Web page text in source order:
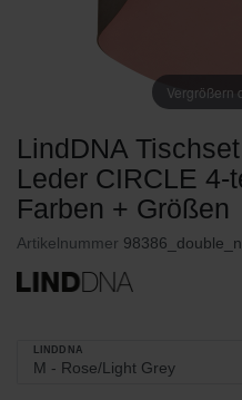
Vergrößern
LindDNA
Leder CIRCLE 4-
Farben + Größen
Artikelnummer
LINDDNA